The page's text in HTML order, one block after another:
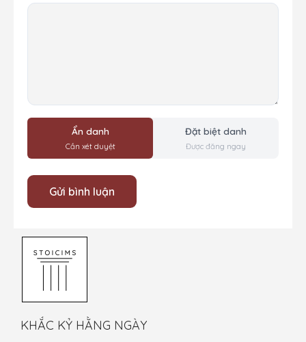
Bình
Ẩn danh
Cần xét duyệt
Đặt biệt danh
Được đăng ngay
KHẮC KỶ HẰNG NGÀY